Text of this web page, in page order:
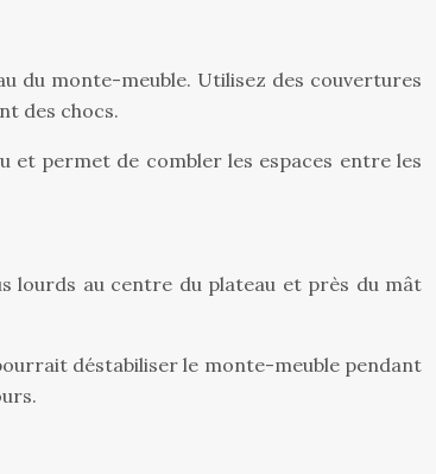
du monte-meuble. Utilisez des couvertures
des chocs.
et permet de combler les espaces entre les
lourds au centre du plateau et près du mât
déstabiliser le monte-meuble pendant